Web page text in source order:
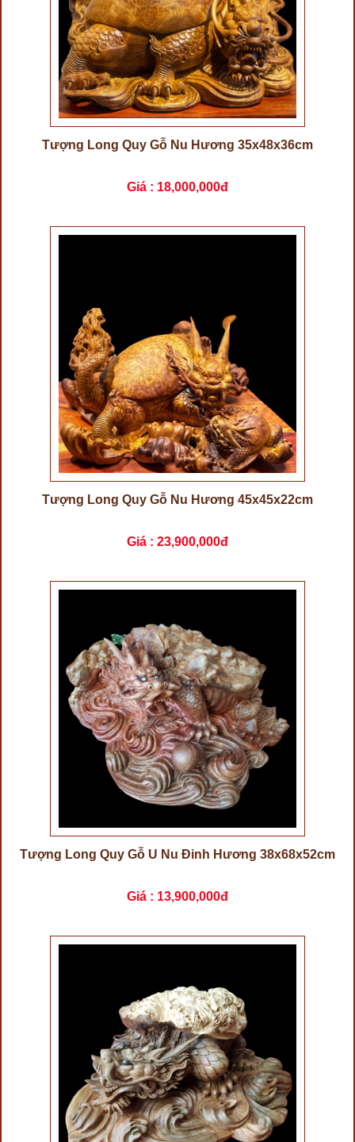
Tượng Long Quy Gỗ Nu Hương 35x48x36cm
Giá : 18,000,000đ
Tượng Long Quy Gỗ Nu Hương 45x45x22cm
Giá : 23,900,000đ
Tượng Long Quy Gỗ U Nu Đinh Hương 38x68x52cm
Giá : 13,900,000đ